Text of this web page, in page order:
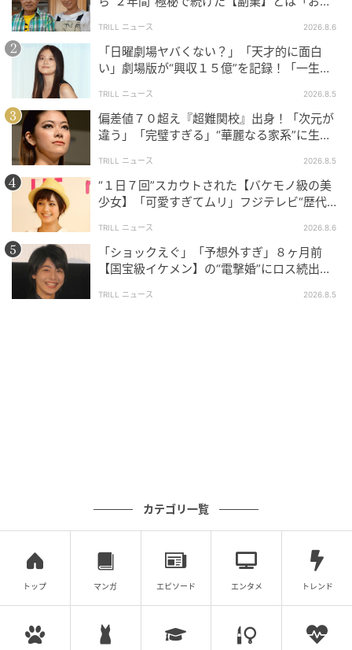
そんな彼女が久しぶりにロマンティックコメディの新
作を選んだことに加え、カン・ヒョンチョル監督との
18年ぶりの再タッグによって、変わらぬ愛らしい魅力
をどのように見せてくれるのかにも期待が高まってい
る。
（記事提供＝OSEN）
次の記事
『チャングムの誓い』で文定王后を演じた元
女優パク・ジョンスク、芸能界引退後の現在
とは…
TRILL ニュース 2026.8.6
「日曜劇場ヤバくない？」「天才的に面白
い」劇場版が“興収１５億”を記録！「一生言
TRILL ニュース 2026.8.5
偏差値７０超え『超難関校』出身！「次元が
違う」「完璧すぎる」“華麗なる家系”に生ま
TRILL ニュース 2026.8.5
“１日７回”スカウトされた【バケモノ級の美
少女】「可愛すぎてムリ」フジテレビ“歴代N
TRILL ニュース 2026.8.6
「ショックえぐ」「予想外すぎ」８ヶ月前
【国宝級イケメン】の“電撃婚”にロス続出！
TRILL ニュース 2026.8.5
カテゴリ一覧
トップ マンガ エピソード エンタメ トレンド